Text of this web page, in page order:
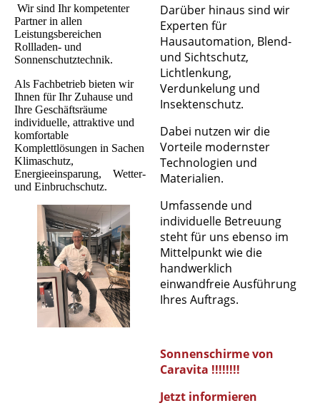
Wir sind Ihr kompetenter
Partner in allen
Leistungsbereichen
Rollladen- und
Sonnenschutztechnik.
Als Fachbetrieb bieten wir
Ihnen für Ihr Zuhause und
Ihre Geschäftsräume
individuelle, attraktive und
komfortable
Komplettlösungen in Sachen
Klimaschutz,
Energieeinsparung, Wetter-
und Einbruchschutz.
Darüber hinaus sind wir
Experten für
Hausautomation, Blend-
und Sichtschutz,
Lichtlenkung,
Verdunkelung und
Insektenschutz.
Dabei nutzen wir die
Vorteile modernster
Technologien und
Materialien.
Umfassende und
individuelle Betreuung
steht für uns ebenso im
Mittelpunkt wie die
handwerklich
einwandfreie Ausführung
Ihres Auftrags.
Sonnenschirme von
Caravita !!!!!!!!
Jetzt informieren